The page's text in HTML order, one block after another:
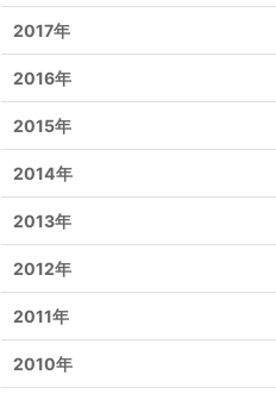
2017年
2016年
2015年
2014年
2013年
2012年
2011年
2010年